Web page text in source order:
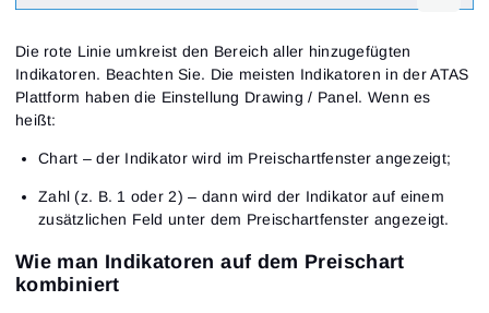
Die rote Linie umkreist den Bereich aller hinzugefügten
Indikatoren. Beachten Sie. Die meisten Indikatoren in der ATAS
Plattform haben die Einstellung Drawing / Panel. Wenn es
heißt:
Chart – der Indikator wird im Preischartfenster angezeigt;
Zahl (z. B. 1 oder 2) – dann wird der Indikator auf einem
zusätzlichen Feld unter dem Preischartfenster angezeigt.
Wie man Indikatoren auf dem Preischart
kombiniert